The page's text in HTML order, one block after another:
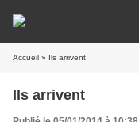
Accueil » Ils arrivent
Ils arrivent